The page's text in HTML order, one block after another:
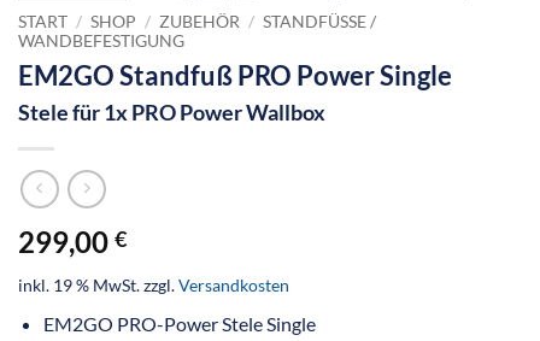
START / SHOP / ZUBEHÖR / STANDFÜSSE / W
ANDBEFESTIGUNG
EM2GO Standfuß PRO Power Single
Stele für 1x PRO Power Wallbox
299,00 €
inkl. 19 % MwSt.zzgl.Versandkosten
EM2GO PRO-Power Stele Single